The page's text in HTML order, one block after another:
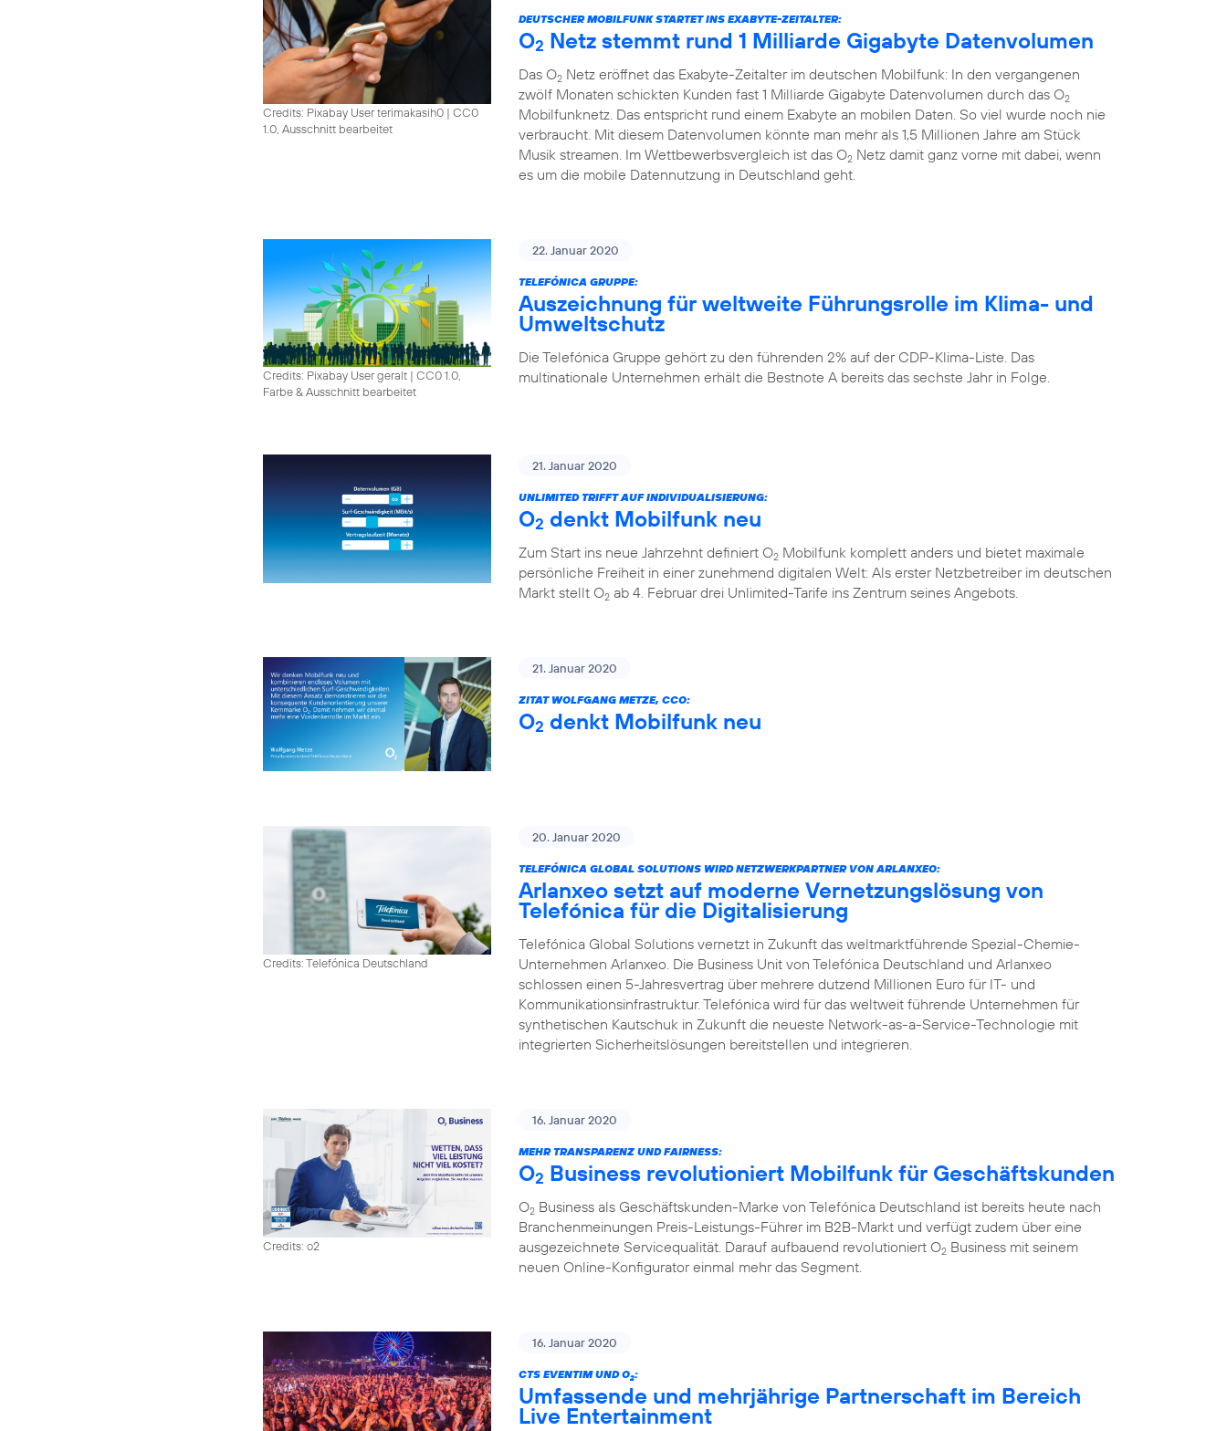
Credits: Pixabay User terimakasih0 | CC0
1.0, Ausschnitt bearbeitet
DEUTSCHER MOBILFUNK STARTET INS EXABYTE-ZEITALTER:
O2 Netz stemmt rund 1 Milliarde Gigabyte Datenvolumen
Das O2 Netz eröffnet das Exabyte-Zeitalter im deutschen Mobilfunk: In den vergangenen
zwölf Monaten schickten Kunden fast 1 Milliarde Gigabyte Datenvolumen durch das O2
Mobilfunknetz. Das entspricht rund einem Exabyte an mobilen Daten. So viel wurde noch nie
verbraucht. Mit diesem Datenvolumen könnte man mehr als 1,5 Millionen Jahre am Stück
Musik streamen. Im Wettbewerbsvergleich ist das O2 Netz damit ganz vorne mit dabei, wenn
es um die mobile Datennutzung in Deutschland geht.
Credits: Pixabay User geralt | CC0 1.0,
Farbe & Ausschnitt bearbeitet
22. Januar 2020
TELEFÓNICA GRUPPE:
Auszeichnung für weltweite Führungsrolle im Klima- und
Umweltschutz
Die Telefónica Gruppe gehört zu den führenden 2% auf der CDP-Klima-Liste. Das
multinationale Unternehmen erhält die Bestnote A bereits das sechste Jahr in Folge.
21. Januar 2020
UNLIMITED TRIFFT AUF INDIVIDUALISIERUNG:
O2 denkt Mobilfunk neu
Zum Start ins neue Jahrzehnt definiert O2 Mobilfunk komplett anders und bietet maximale
persönliche Freiheit in einer zunehmend digitalen Welt: Als erster Netzbetreiber im deutschen
Markt stellt O2 ab 4. Februar drei Unlimited-Tarife ins Zentrum seines Angebots.
21. Januar 2020
ZITAT WOLFGANG METZE, CCO:
O2 denkt Mobilfunk neu
Credits: Telefónica Deutschland
20. Januar 2020
TELEFÓNICA GLOBAL SOLUTIONS WIRD NETZWERKPARTNER VON ARLANXEO:
Arlanxeo setzt auf moderne Vernetzungslösung von
Telefónica für die Digitalisierung
Telefónica Global Solutions vernetzt in Zukunft das weltmarktführende Spezial-Chemie-
Unternehmen Arlanxeo. Die Business Unit von Telefónica Deutschland und Arlanxeo
schlossen einen 5-Jahresvertrag über mehrere dutzend Millionen Euro für IT- und
Kommunikationsinfrastruktur. Telefónica wird für das weltweit führende Unternehmen für
synthetischen Kautschuk in Zukunft die neueste Network-as-a-Service-Technologie mit
integrierten Sicherheitslösungen bereitstellen und integrieren.
Credits: o2
16. Januar 2020
MEHR TRANSPARENZ UND FAIRNESS:
O2 Business revolutioniert Mobilfunk für Geschäftskunden
O2 Business als Geschäftskunden-Marke von Telefónica Deutschland ist bereits heute nach
Branchenmeinungen Preis-Leistungs-Führer im B2B-Markt und verfügt zudem über eine
ausgezeichnete Servicequalität. Darauf aufbauend revolutioniert O2 Business mit seinem
neuen Online-Konfigurator einmal mehr das Segment.
16. Januar 2020
CTS EVENTIM UND O2:
Umfassende und mehrjährige Partnerschaft im Bereich
Live Entertainment